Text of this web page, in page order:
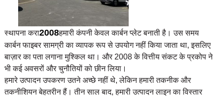
स्थापना करा2008हमारी कंपनी केवल कार्बन प्लेट बनाती है। उस समय
कार्बन फाइबर सामग्री का व्यापक रूप से उपयोग नहीं किया जाता था, इसलिए
बाज़ार का पता लगाना मुश्किल था। और 2008 के वित्तीय संकट के प्रकोप ने
भी कई अवसरों और चुनौतियों को छीन लिया।
हमारे उत्पादन उपकरण उतने अच्छे नहीं थे, लेकिन हमारी तकनीक और
तकनीशियन बेहतरीन हैं। तीन साल बाद, हमारी उत्पादन लाइन का विस्तार